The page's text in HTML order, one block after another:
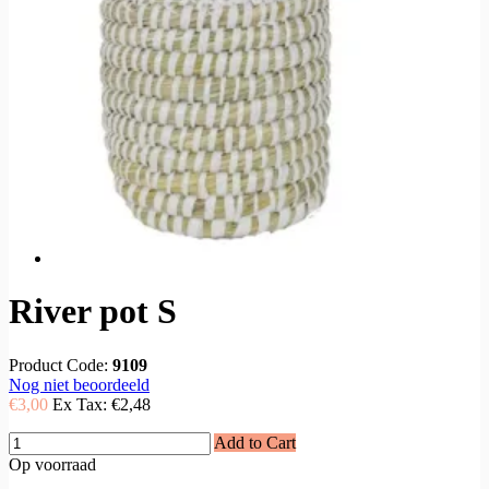
River pot S
Product Code: 9109
Nog niet beoordeeld
€3,00 Ex Tax: €2,48
Add to Cart
Op voorraad